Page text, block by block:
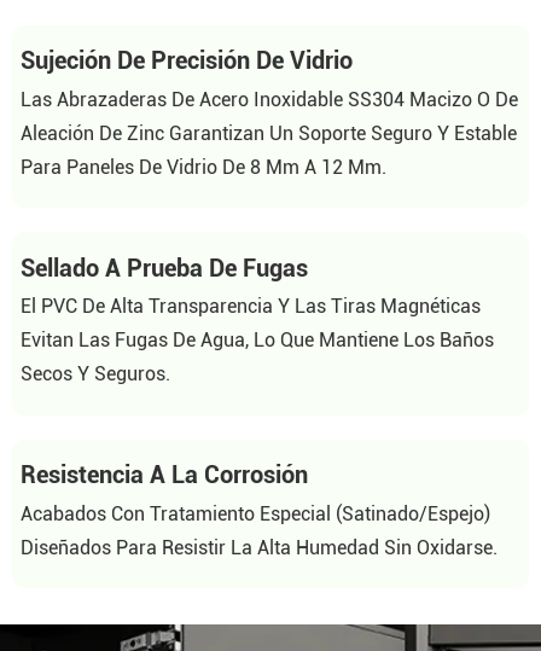
Sujeción De Precisión De Vidrio
Las Abrazaderas De Acero Inoxidable SS304 Macizo O De
Aleación De Zinc Garantizan Un Soporte Seguro Y Estable
Para Paneles De Vidrio De 8 Mm A 12 Mm.
Sellado A Prueba De Fugas
El PVC De Alta Transparencia Y Las Tiras Magnéticas
Evitan Las Fugas De Agua, Lo Que Mantiene Los Baños
Secos Y Seguros.
Resistencia A La Corrosión
Acabados Con Tratamiento Especial (satinado/espejo)
Diseñados Para Resistir La Alta Humedad Sin Oxidarse.